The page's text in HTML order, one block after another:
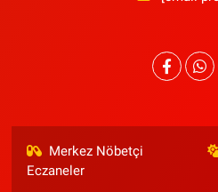
Merkez Nöbetçi
Eczaneler